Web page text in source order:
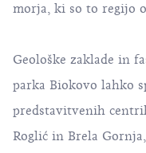
morja, ki so to regijo
Geološke zaklade in
parka Biokovo lahko
predstavitvenih
Roglić in Brela